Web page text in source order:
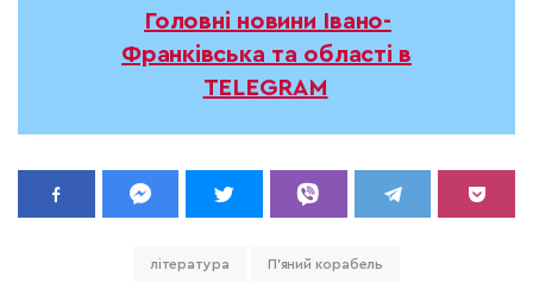
Головні новини Івано-
Франківська та області в
TELEGRAM
література П'яний корабель